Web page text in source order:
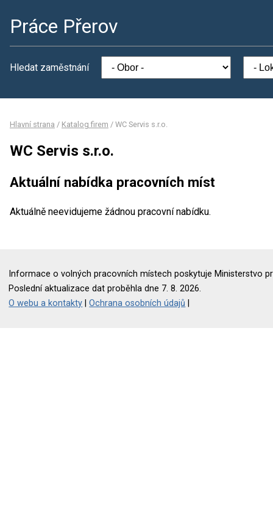
Práce Přerov
Hledat zaměstnání
Hlavní strana / Katalog firem / WC Servis s.r.o.
WC Servis s.r.o.
Aktuální nabídka pracovních míst
Aktuálně neevidujeme žádnou pracovní nabídku.
Informace o volných pracovních místech poskytuje Ministerstvo
Poslední aktualizace dat proběhla dne 7. 8. 2026.
O webu a kontakty |Ochrana osobních údajů